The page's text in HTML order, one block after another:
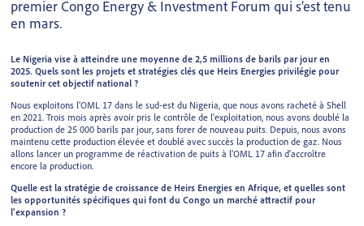
premier Congo Energy & Investment Forum qui s'est tenu
en mars.
Le Nigeria vise à atteindre une moyenne de 2,5 millions de barils par jour en
2025. Quels sont les projets et stratégies clés que Heirs Energies privilégie pour
soutenir cet objectif national ?
Nous exploitons l'OML 17 dans le sud-est du Nigeria, que nous avons racheté à Shell
en 2021. Trois mois après avoir pris le contrôle de l'exploitation, nous avons doublé la
production de 25 000 barils par jour, sans forer de nouveau puits. Depuis, nous avons
maintenu cette production élevée et doublé avec succès la production de gaz. Nous
allons lancer un programme de réactivation de puits à l'OML 17 afin d'accroître
encore la production.
Quelle est la stratégie de croissance de Heirs Energies en Afrique, et quelles sont
les opportunités spécifiques qui font du Congo un marché attractif pour
l'expansion ?